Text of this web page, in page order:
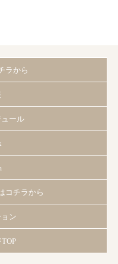
ラから
ール
コチラから
ン